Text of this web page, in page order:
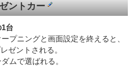
ントカー
台
プニングと画面設定を終えると、
ゼントされる。
ムで選ばれる。